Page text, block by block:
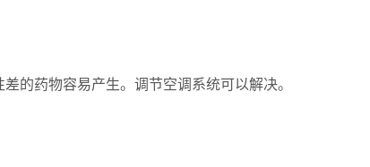
药物容易产生。调节空调系统可以解决。